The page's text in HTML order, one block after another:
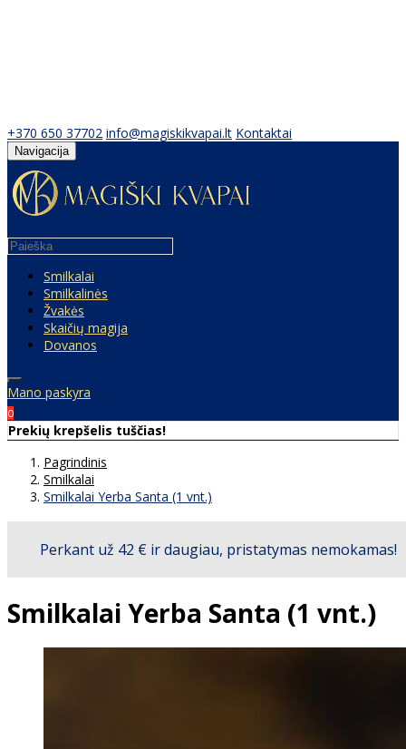
+370 650 37702 info@magiskikvapai.lt Kontaktai
Navigacija
Smilkalai
Smilkalinės
Žvakės
Skaičių magija
Dovanos
Mano paskyra
0
Prekių krepšelis tuščias!
Pagrindinis
Smilkalai
Smilkalai Yerba Santa (1 vnt.)
Smilkalai Yerba Santa (1 vnt.)